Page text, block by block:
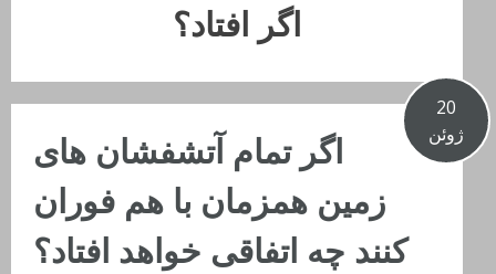
اگر افتاد؟
20
ژوئن
اگر تمام آتشفشان های
زمین همزمان با هم فوران
کنند چه اتفاقی خواهد افتاد؟